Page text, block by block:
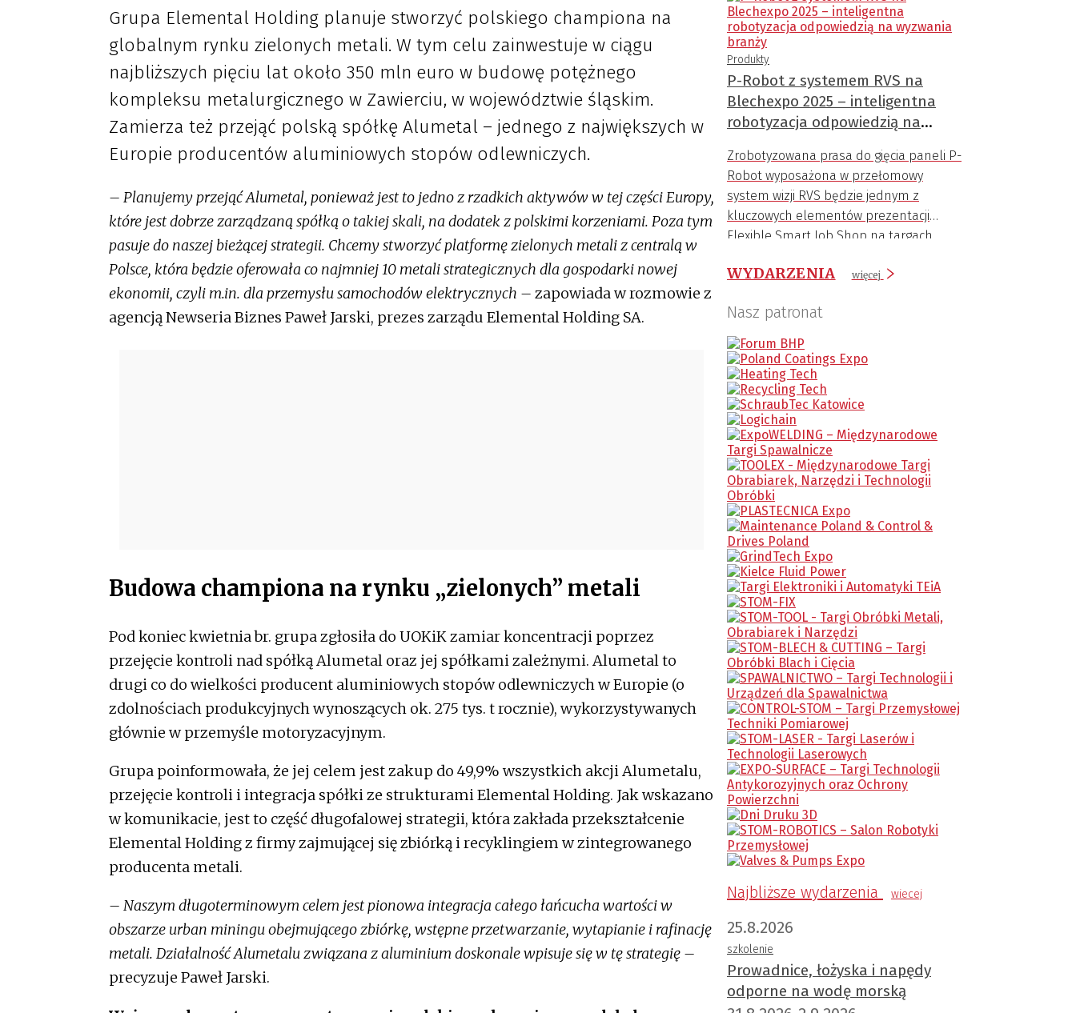
Grupa Elemental Holding planuje stworzyć polskiego championa na
globalnym rynku zielonych metali. W tym celu zainwestuje w ciągu
najbliższych pięciu lat około 350 mln euro w budowę potężnego
kompleksu metalurgicznego w Zawierciu, w województwie śląskim.
Zamierza też przejąć polską spółkę Alumetal – jednego z największych w
Europie producentów aluminiowych stopów odlewniczych.
– Planujemy przejąć Alumetal, ponieważ jest to jedno z rzadkich aktywów w tej części Europy,
które jest dobrze zarządzaną spółką o takiej skali, na dodatek z polskimi korzeniami. Poza tym
pasuje do naszej bieżącej strategii. Chcemy stworzyć platformę zielonych metali z centralą w
Polsce, która będzie oferowała co najmniej 10 metali strategicznych dla gospodarki nowej
ekonomii, czyli m.in. dla przemysłu samochodów elektrycznych – zapowiada w rozmowie z
agencją Newseria Biznes Paweł Jarski, prezes zarządu Elemental Holding SA.
Budowa championa na rynku „zielonych” metali
Pod koniec kwietnia br. grupa zgłosiła do UOKiK zamiar koncentracji poprzez
przejęcie kontroli nad spółką Alumetal oraz jej spółkami zależnymi. Alumetal to
drugi co do wielkości producent aluminiowych stopów odlewniczych w Europie (o
zdolnościach produkcyjnych wynoszących ok. 275 tys. t rocznie), wykorzystywanych
głównie w przemyśle motoryzacyjnym.
Grupa poinformowała, że jej celem jest zakup do 49,9% wszystkich akcji Alumetalu,
przejęcie kontroli i integracja spółki ze strukturami Elemental Holding. Jak wskazano
w komunikacie, jest to część długofalowej strategii, która zakłada przekształcenie
Elemental Holding z firmy zajmującej się zbiórką i recyklingiem w zintegrowanego
producenta metali.
– Naszym długoterminowym celem jest pionowa integracja całego łańcucha wartości w
obszarze urban miningu obejmującego zbiórkę, wstępne przetwarzanie, wytapianie i rafinację
metali. Działalność Alumetalu związana z aluminium doskonale wpisuje się w tę strategię –
precyzuje Paweł Jarski.
Produkty
P-Robot z systemem RVS na
Blechexpo 2025 – inteligentna
robotyzacja odpowiedzią na
Zrobotyzowana prasa do gięcia paneli P-
Robot wyposażona w przełomowy
system wizji RVS będzie jednym z
kluczowych elementów prezentacji
Flexible Smart Job Shop na targach
WYDARZENIA więcej
Nasz patronat
Najbliższe wydarzenia wiecej
25.8.2026
szkolenie
Prowadnice, łożyska i napędy
odporne na wodę morską